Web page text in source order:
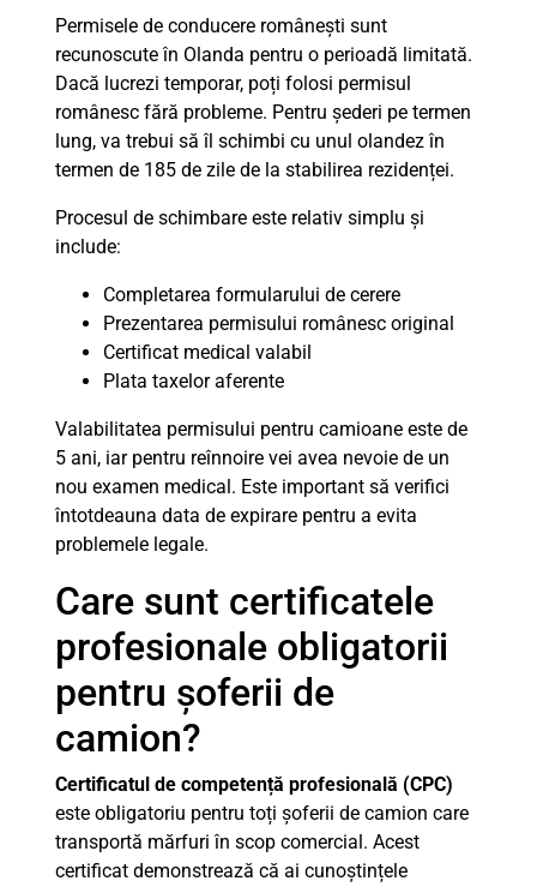
Permisele de conducere românești sunt
recunoscute în Olanda pentru o perioadă limitată.
Dacă lucrezi temporar, poți folosi permisul
românesc fără probleme. Pentru șederi pe termen
lung, va trebui să îl schimbi cu unul olandez în
termen de 185 de zile de la stabilirea rezidenței.
Procesul de schimbare este relativ simplu și
include:
Completarea formularului de cerere
Prezentarea permisului românesc original
Certificat medical valabil
Plata taxelor aferente
Valabilitatea permisului pentru camioane este de
5 ani, iar pentru reînnoire vei avea nevoie de un
nou examen medical. Este important să verifici
întotdeauna data de expirare pentru a evita
problemele legale.
Care sunt certificatele
profesionale obligatorii
pentru șoferii de
camion?
Certificatul de competență profesională (CPC)
este obligatoriu pentru toți șoferii de camion care
transportă mărfuri în scop comercial. Acest
certificat demonstrează că ai cunoștințele